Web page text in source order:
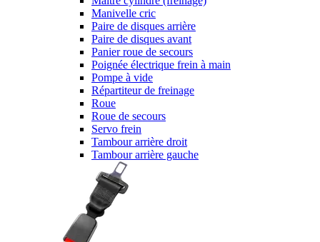
Manivelle cric
Paire de disques arrière
Paire de disques avant
Panier roue de secours
Poignée électrique frein à main
Pompe à vide
Répartiteur de freinage
Roue
Roue de secours
Servo frein
Tambour arrière droit
Tambour arrière gauche